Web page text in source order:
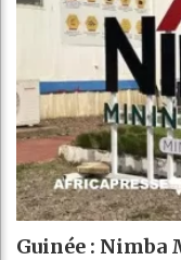
Guinée :